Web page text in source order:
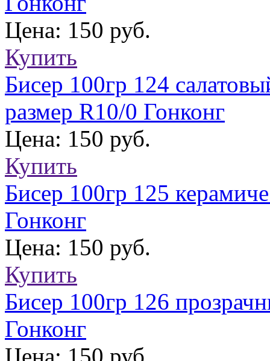
Цена: 150 руб.
Купить
Бисер 100гр 124
размер R10/0 Гонконг
Цена: 150 руб.
Купить
Бисер 100гр 125
Гонконг
Цена: 150 руб.
Купить
Бисер 100гр 126
Гонконг